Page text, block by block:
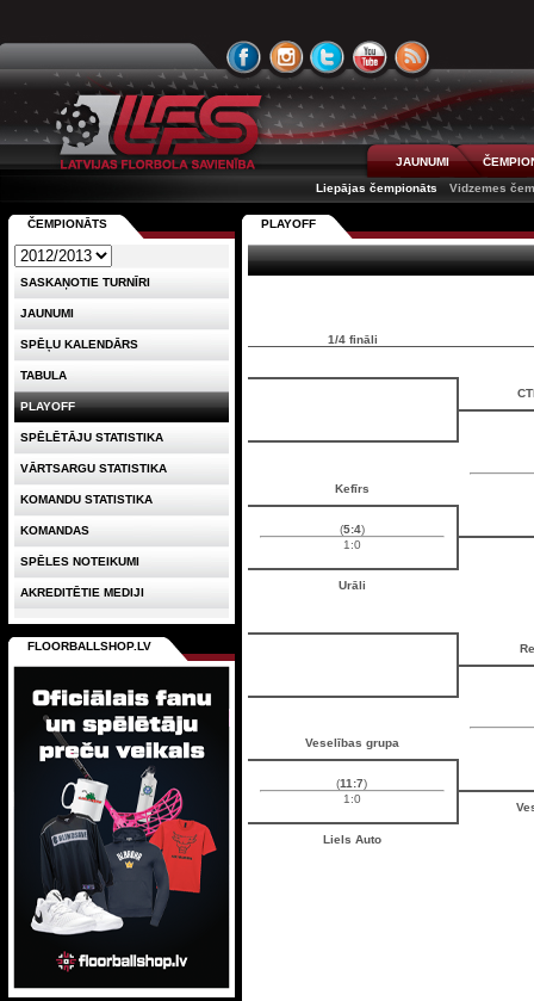
JAUNUMI
Liepājas čempionāts
Vidzemes
PLAYOFF
1/4 fināli
Kefīrs
(5:4)
1:0
Urāli
Veselības grupa
(11:7)
1:0
Liels Auto
ČEMPIONĀTS
SASKAŅOTIE TURNĪRI
JAUNUMI
SPĒĻU KALENDĀRS
TABULA
PLAYOFF
SPĒLĒTĀJU STATISTIKA
VĀRTSARGU STATISTIKA
KOMANDU STATISTIKA
KOMANDAS
SPĒLES NOTEIKUMI
AKREDITĒTIE MEDIJI
FLOORBALLSHOP.LV